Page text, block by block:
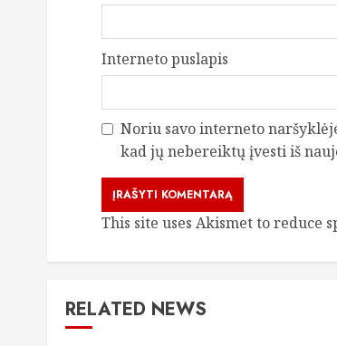
Interneto puslapis
Noriu savo interneto
kad jų nebereiktų įvesti iš
This site uses Akismet to reduce
RELATED NEWS